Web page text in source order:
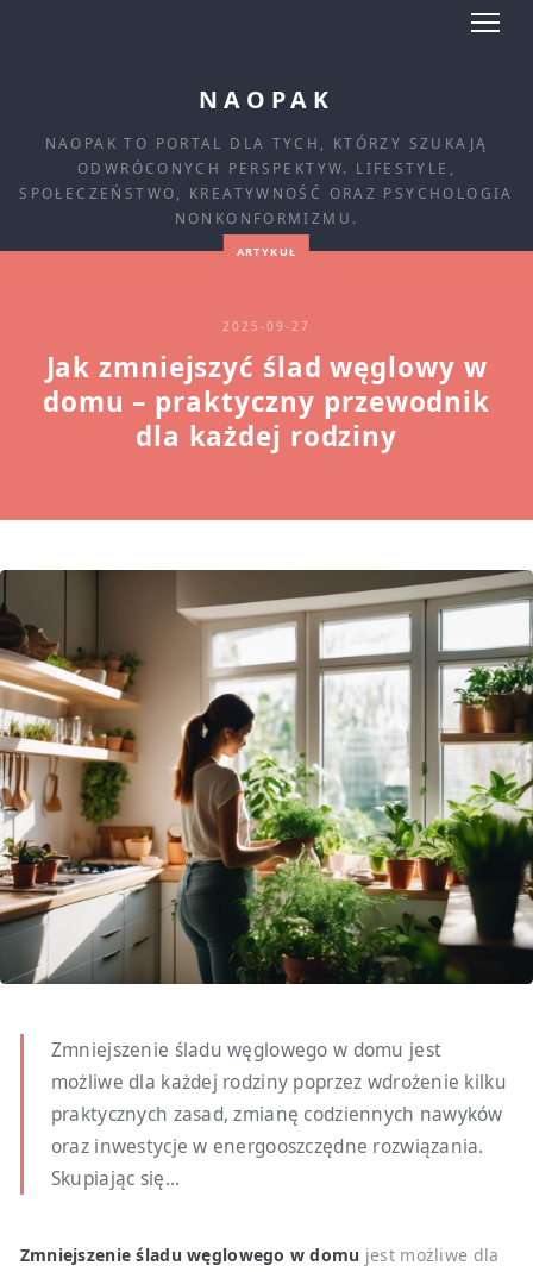
NAOPAK
NAOPAK TO PORTAL DLA TYCH, KTÓRZY SZUKAJĄ
ODWRÓCONYCH PERSPEKTYW. LIFESTYLE,
SPOŁECZEŃSTWO, KREATYWNOŚĆ ORAZ PSYCHOLOGIA
NONKONFORMIZMU.
ARTYKUŁ
2025-09-27
Jak zmniejszyć ślad węglowy w
domu – praktyczny przewodnik
dla każdej rodziny
Zmniejszenie śladu węglowego w domu jest
możliwe dla każdej rodziny poprzez wdrożenie kilku
praktycznych zasad, zmianę codziennych nawyków
oraz inwestycje w energooszczędne rozwiązania.
Skupiając się...
Zmniejszenie śladu węglowego w domu jest możliwe dla